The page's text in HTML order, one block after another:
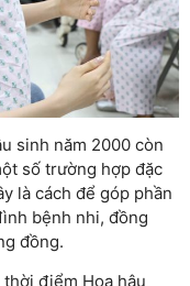
sinh năm 2000 còn
số trường hợp đặc
là cách để góp phần
bệnh nhi, đồng
đồng.
điểm Hoa hậu